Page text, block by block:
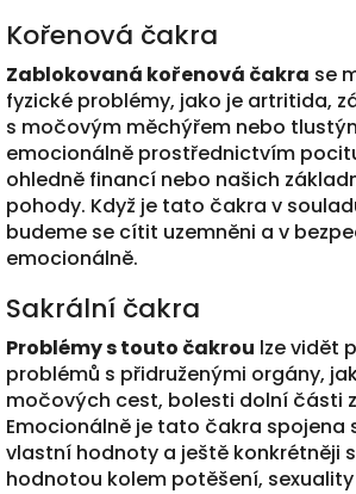
Kořenová čakra
Zablokovaná kořenová čakra se
fyzické problémy, jako je artritida,
s močovým měchýřem nebo
emocionálně prostřednictvím
ohledně financí nebo našich
pohody. Když je tato čakra v
budeme se cítit uzemněni a v
emocionálně.
Sakrální čakra
Problémy s touto čakrou lze vidět
problémů s přidruženými orgány,
močových cest, bolesti dolní části
Emocionálně je tato čakra spojena
vlastní hodnoty a ještě konkrétněji
hodnotou kolem potěšení,